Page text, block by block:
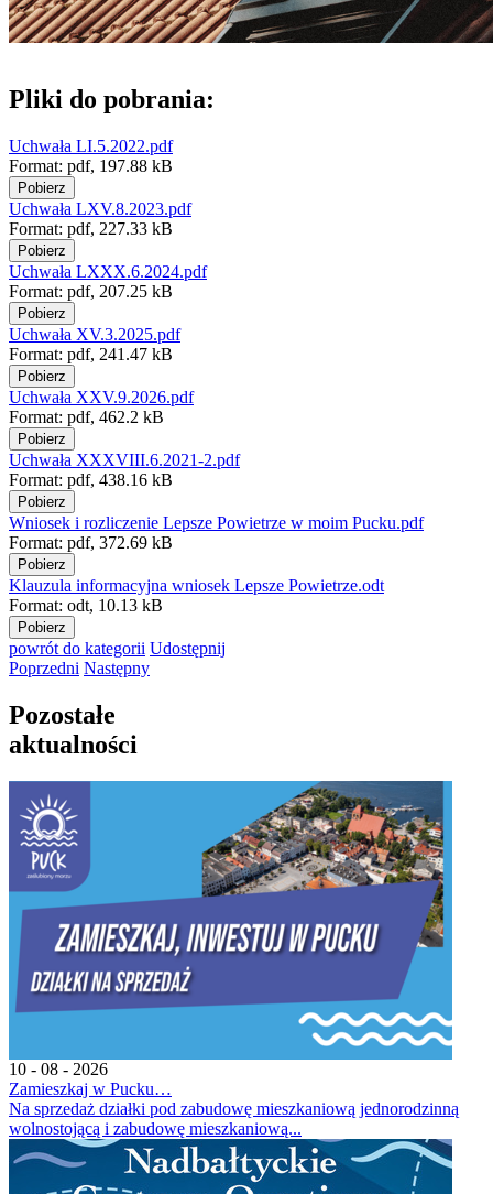
Pliki do pobrania:
Uchwała LI.5.2022.pdf
Format: pdf, 197.88 kB
Pobierz
Uchwała LXV.8.2023.pdf
Format: pdf, 227.33 kB
Pobierz
Uchwała LXXX.6.2024.pdf
Format: pdf, 207.25 kB
Pobierz
Uchwała XV.3.2025.pdf
Format: pdf, 241.47 kB
Pobierz
Uchwała XXV.9.2026.pdf
Format: pdf, 462.2 kB
Pobierz
Uchwała XXXVIII.6.2021-2.pdf
Format: pdf, 438.16 kB
Pobierz
Wniosek i rozliczenie Lepsze Powietrze w moim Pucku.pdf
Format: pdf, 372.69 kB
Pobierz
Klauzula informacyjna wniosek Lepsze Powietrze.odt
Format: odt, 10.13 kB
Pobierz
powrót do kategorii Udostępnij
Poprzedni Następny
Pozostałe
aktualności
10 - 08 - 2026
Zamieszkaj w Pucku…
Na sprzedaż działki pod zabudowę mieszkaniową jednorodzinną
wolnostojącą i zabudowę mieszkaniową...